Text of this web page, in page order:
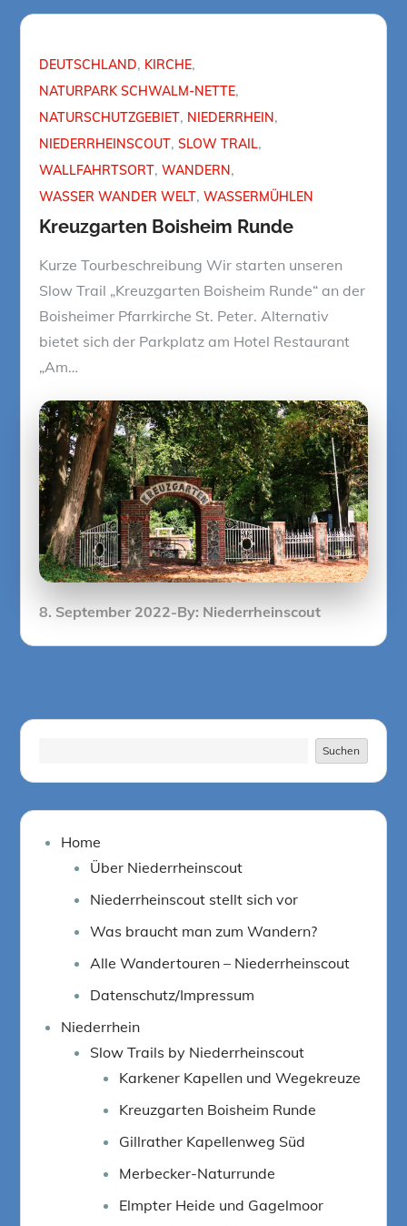
DEUTSCHLAND KIRCHE
NATURPARK SCHWALM-NETTE
NATURSCHUTZGEBIET NIEDERRHEIN
NIEDERRHEINSCOUT SLOW TRAIL
WALLFAHRTSORT WANDERN
WASSER WANDER WELT WASSERMÜHLEN
Kreuzgarten Boisheim Runde
Kurze Tourbeschreibung Wir starten unseren
Slow Trail „Kreuzgarten Boisheim Runde“ an der
Boisheimer Pfarrkirche St. Peter. Alternativ
bietet sich der Parkplatz am Hotel Restaurant
„Am…
Posted
8. September 2022 By: Niederrheinscout
Suchen
Home
Über Niederrheinscout
Niederrheinscout stellt sich vor
Was braucht man zum Wandern?
Alle Wandertouren – Niederrheinscout
Datenschutz/Impressum
Niederrhein
Slow Trails by Niederrheinscout
Karkener Kapellen und Wegekreuze
Kreuzgarten Boisheim Runde
Gillrather Kapellenweg Süd
Merbecker-Naturrunde
Elmpter Heide und Gagelmoor